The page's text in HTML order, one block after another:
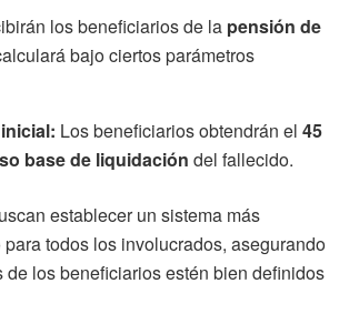
los beneficiarios de la pensión de
bajo ciertos parámetros
Los beneficiarios obtendrán el45
base de liquidación del fallecido.
establecer un sistema más
todos los involucrados, asegurando
de los beneficiarios estén bien definidos